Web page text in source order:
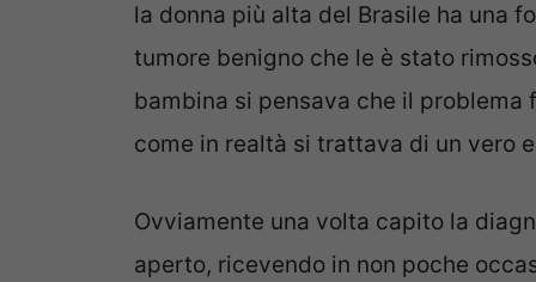
la donna più alta del Brasile ha una
tumore benigno che le è stato
bambina si pensava che il
come in realtà si trattava di un vero
Ovviamente una volta capito la
aperto, ricevendo in non poche